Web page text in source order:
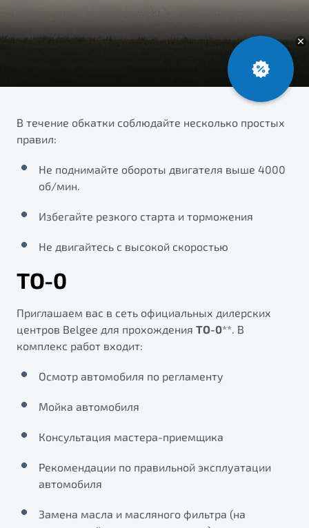
от 1 699 990 ₽*
Обзор В наличии
Трейд-ин
Расчет КАСКО
Подробно
Автомобили в наличии
Автокредит
Спецпредложения
Гарантия Belgee
Belgee Клуб
Реферальная программа
Клиентская поддержка
Помощь на дорогах
"Помощь на дорогах"
Преимущества программы
Запись на сервис
Калькулятор ТО
Правовая информация
В течение обкатки соблюдайте несколько простых
правил:
Не поднимайте обороты двигателя выше 4000
об/мин.
Избегайте резкого старта и торможения
Не двигайтесь с высокой скоростью
ТО-0
Приглашаем вас в сеть официальных дилерских
центров Belgee для прохождения ТО-0**. В
комплекс работ входит:
Осмотр автомобиля по регламенту
Мойка автомобиля
Консультация мастера-приемщика
Рекомендации по правильной эксплуатации
автомобиля
Замена масла и масляного фильтра (на